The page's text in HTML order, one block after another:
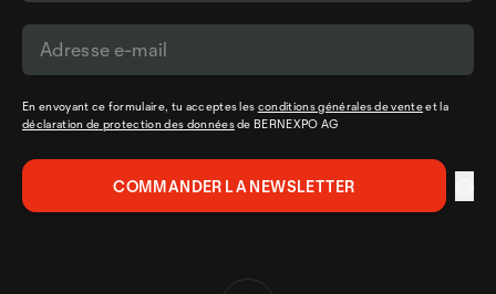
En envoyant ce formulaire, tu acceptes les conditions générales de venteet la
déclaration de protection des donnéesde BERNEXPO AG